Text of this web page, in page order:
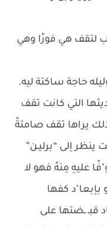
لتقف هي فورًا وهي
حاجة ساكتة ليه.
التي كانت تقف
يراها تقف صامتةً
إلى “برليـن”
عليهِ مِنهُ فهو لا
بإبعا’د كفها
قبـ ـضتها على